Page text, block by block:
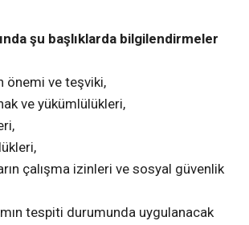
şu başlıklarda bilgilendirmeler
önemi ve teşviki,
ve yükümlülükleri,
çalışma izinleri ve sosyal güvenlik
tespiti durumunda uygulanacak